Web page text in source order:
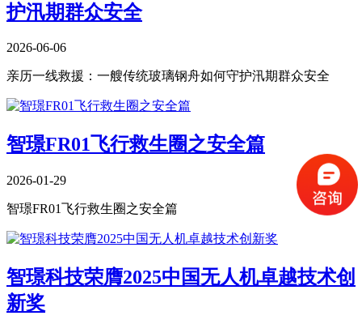
护汛期群众安全
2026-06-06
​亲历一线救援：一艘传统玻璃钢舟如何守护汛期群众安全
智璟FR01飞行救生圈之安全篇
2026-01-29
智璟FR01飞行救生圈之安全篇
智璟科技荣膺2025中国无人机卓越技术创
新奖